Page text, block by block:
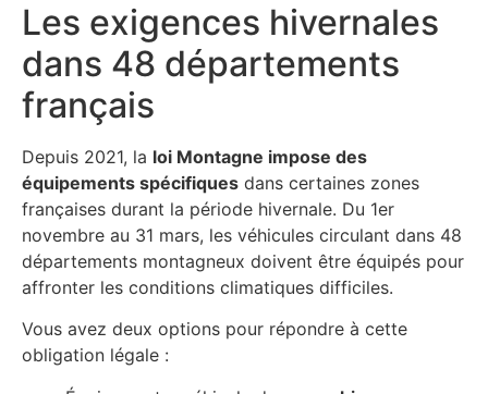
Les exigences hivernales
dans 48 départements
français
Depuis 2021, la loi Montagne impose des
équipements spécifiques dans certaines zones
françaises durant la période hivernale. Du 1er
novembre au 31 mars, les véhicules circulant dans 48
départements montagneux doivent être équipés pour
affronter les conditions climatiques difficiles.
Vous avez deux options pour répondre à cette
obligation légale :